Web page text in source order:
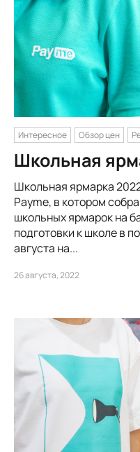
Интересное Обзор цен
Школьная
Школьная ярмарка
Payme, в котором
школьных ярмарок на
подготовки к школе в
августа на...
26 августа, 2022